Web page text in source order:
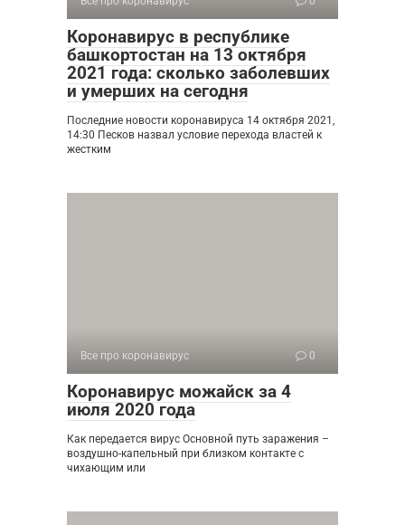
Коронавирус в республике
башкортостан на 13 октября
2021 года: сколько заболевших
и умерших на сегодня
Последние новости коронавируса 14 октября 2021,
14:30 Песков назвал условие перехода властей к
жестким
Все про коронавирус 0
Коронавирус можайск за 4
июля 2020 года
Как передается вирус Основной путь заражения –
воздушно-капельный при близком контакте с
чихающим или